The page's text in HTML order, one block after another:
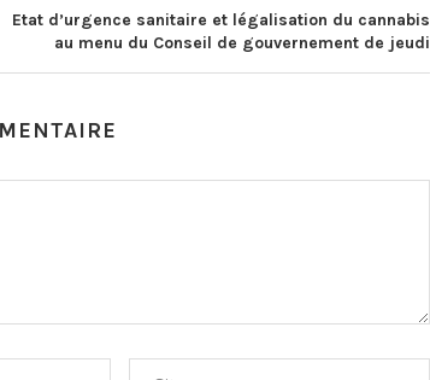
Etat d’urgence sanitaire et légalisation du cannabis
au menu du Conseil de gouvernement de jeudi